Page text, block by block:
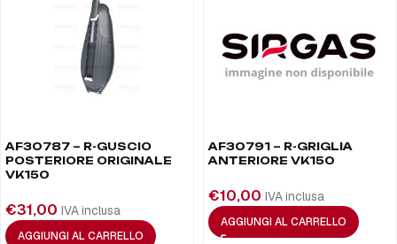
AF30787 – R-GUSCIO
POSTERIORE ORIGINALE
VK150
€31,00 IVA inclusa
AGGIUNGI AL CARRELLO
AF30791 – R-GRIGLIA
ANTERIORE VK150
€10,00 IVA inclusa
AGGIUNGI AL CARRELLO